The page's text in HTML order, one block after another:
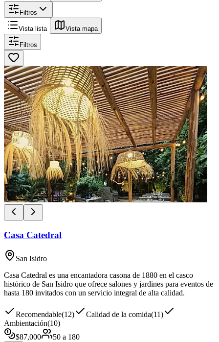
Filtros
Vista lista Vista mapa
Filtros
Casa Catedral
San Isidro
Casa Catedral es una encantadora casona de 1880 en el casco
histórico de San Isidro que ofrece salones y jardines para eventos de
hasta 180 invitados con un servicio integral de alta calidad.
Recomendable(12) Calidad de la comida(11)
Ambientación(10)
$87,000 50 a 180